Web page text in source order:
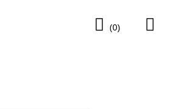
Cart
(0)